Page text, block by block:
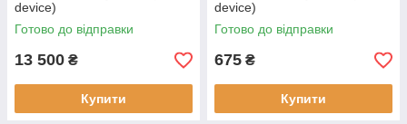
device)
Готово до відправки
13 500 ₴
Купити
device)
Готово до відправки
675 ₴
Купити